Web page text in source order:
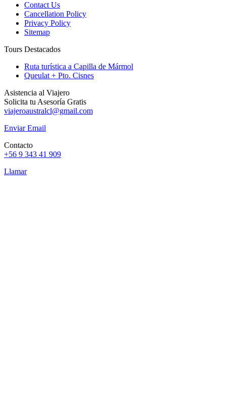
Contact Us
Cancellation Policy
Privacy Policy
Sitemap
Tours Destacados
Ruta turística a Capilla de Mármol
Queulat + Pto. Cisnes
Asistencia al Viajero
Solicita tu Asesoría Gratis
viajeroaustralcl@gmail.com
Enviar Email
Contacto
+56 9 343 41 909
Llamar